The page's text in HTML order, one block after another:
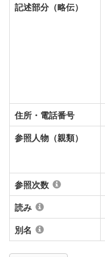
記述部分（略伝）
住所・電話番号
参照人物（親類）
参照次数
読み
別名